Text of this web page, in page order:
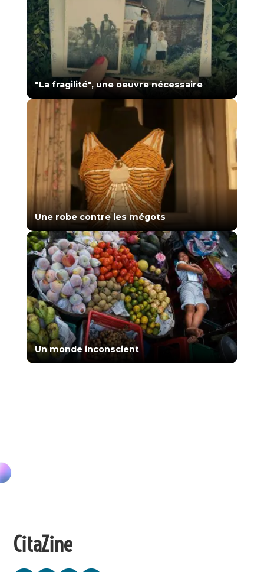
"La fragilité", une oeuvre nécessaire
Une robe contre les mégots
Un monde inconscient
CitaZine